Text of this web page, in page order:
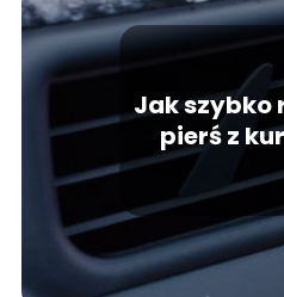
Jak szybko
pierś z